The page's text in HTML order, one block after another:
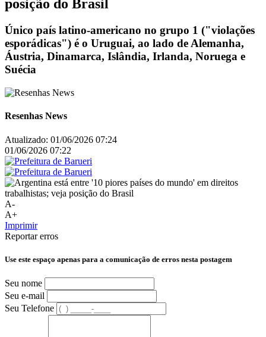
posição do Brasil
Único país latino-americano no grupo 1 ("violações
esporádicas") é o Uruguai, ao lado de Alemanha,
Áustria, Dinamarca, Islândia, Irlanda, Noruega e
Suécia
Resenhas News
Atualizado: 01/06/2026 07:24
01/06/2026 07:22
A-
A+
Imprimir
Reportar erros
Use este espaço apenas para a comunicação de erros nesta postagem
Seu nome
Seu e-mail
Seu Telefone